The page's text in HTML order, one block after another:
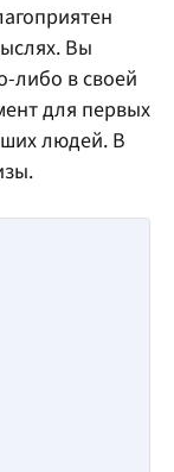
Вы
либо в своей
для первых
людей. В